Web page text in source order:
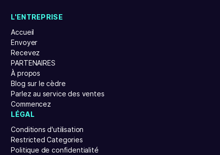
L'ENTREPRISE
Accueil
Envoyer
Recevez
PARTENAIRES
À propos
Blog sur le cèdre
Parlez au service des ventes
Commencez
LÉGAL
Conditions d'utilisation
Restricted Categories
Politique de confidentialité